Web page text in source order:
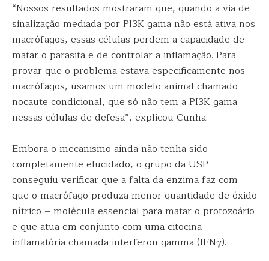
“Nossos resultados mostraram que, quando a via de
sinalização mediada por PI3K gama não está ativa nos
macrófagos, essas células perdem a capacidade de
matar o parasita e de controlar a inflamação. Para
provar que o problema estava especificamente nos
macrófagos, usamos um modelo animal chamado
nocaute condicional, que só não tem a PI3K gama
nessas células de defesa”, explicou Cunha.
Embora o mecanismo ainda não tenha sido
completamente elucidado, o grupo da USP
conseguiu verificar que a falta da enzima faz com
que o macrófago produza menor quantidade de óxido
nítrico – molécula essencial para matar o protozoário
e que atua em conjunto com uma citocina
inflamatória chamada interferon gamma (IFNγ).